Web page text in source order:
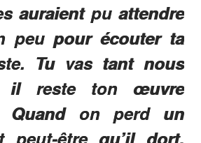
auraient pu attendre
peu pour écouter ta
Tu vas tant nous
il reste ton œuvre
Quand on perd un
peut-être qu’il dort,